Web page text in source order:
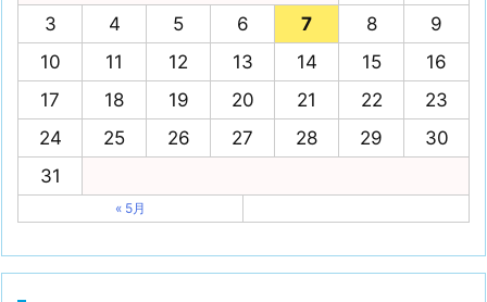
3
4 5 6 7 8
9
10
11 12 13 14 15
16
17
18 19 20 21 22
23
24
25 26 27 28 29
30
31
« 5月